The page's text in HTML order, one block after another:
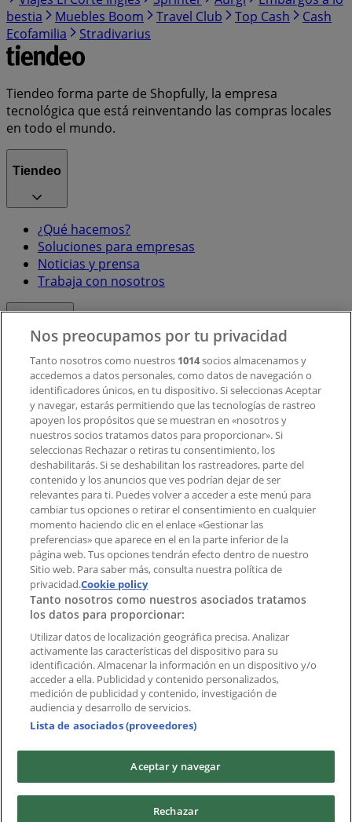
bestia
Muebles Boom Travel Club Top Cash
Cash
Ecofamilia
Stradivarius
Tiendeo forma parte de Shopfully, la empresa
tecnológica que está reinventando las compras locales
en todo el mundo.
Tiendeo
¿Qué hacemos?
Soluciones para empresas
Noticias y prensa
Trabaja con nosotros
Contacto comercial y de marketing
Tienda mal colocada en el mapa
Notificar un folleto
¿Encontraste un problema en la web o en la
aplicación?
Índices
Marcas
Marcas locales
Negocios
Negocios cercanos
Productos
Productos locales
Ciudades
Descargar la APP Tiendeo
Copyright © Tiendeo ® 2026 · Shopfully Marketing S.L.U. –
Nos preocupamos por tu privacidad
Tanto nosotros como nuestros 1014socios almacenamos y
accedemos a datos personales, como datos de navegación o
identificadores únicos, en tu dispositivo. Si seleccionas Aceptar
y navegar, estarás permitiendo que las tecnologías de rastreo
apoyen los propósitos que se muestran en «nosotros y
nuestros socios tratamos datos para proporcionar». Si
seleccionas Rechazar o retiras tu consentimiento, los
deshabilitarás. Si se deshabilitan los rastreadores, parte del
contenido y los anuncios que ves podrían dejar de ser
relevantes para ti. Puedes volver a acceder a este menú para
cambiar tus opciones o retirar el consentimiento en cualquier
momento haciendo clic en el enlace «Gestionar las
preferencias» que aparece en el en la parte inferior de la
página web. Tus opciones tendrán efecto dentro de nuestro
Sitio web. Para saber más, consulta nuestra política de
privacidad.Cookie policy
Tanto nosotros como nuestros asociados tratamos
los datos para proporcionar:
Utilizar datos de localización geográfica precisa. Analizar
activamente las características del dispositivo para su
identificación. Almacenar la información en un dispositivo y/o
acceder a ella. Publicidad y contenido personalizados,
medición de publicidad y contenido, investigación de
audiencia y desarrollo de servicios.
Lista de asociados (proveedores)
Aceptar y navegar
Rechazar